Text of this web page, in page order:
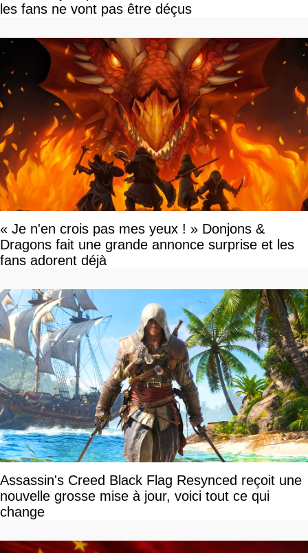
les fans ne vont pas être déçus
« Je n'en crois pas mes yeux ! » Donjons &
Dragons fait une grande annonce surprise et les
fans adorent déjà
Assassin's Creed Black Flag Resynced reçoit une
nouvelle grosse mise à jour, voici tout ce qui
change